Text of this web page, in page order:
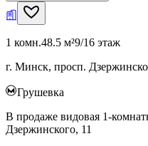
1 комн.48.5 м²9/16 этаж
г. Минск, просп.
Грушевка
В продаже видовая 1-
Дзержинского, 11